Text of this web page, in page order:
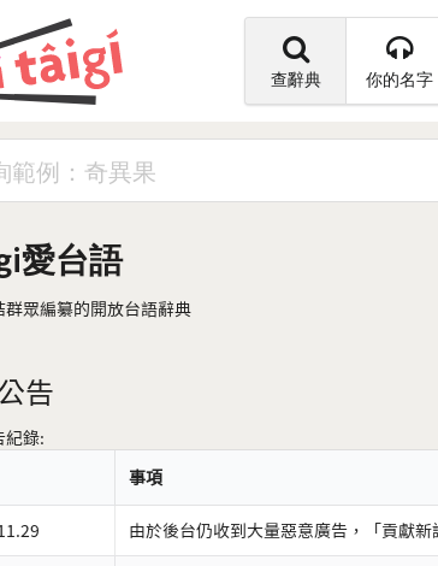
查辭典 你的名字
愛台語
群眾編纂的開放台語辭典
告
紀錄:
事項
由於後台仍收到大量惡意廣告，「貢獻新